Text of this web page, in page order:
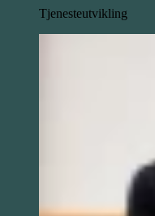
Tjenesteutvikling